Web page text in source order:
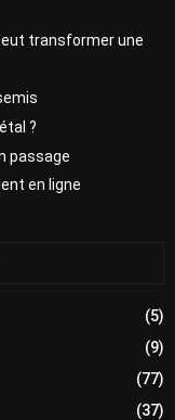
transformer une
?
passage
en ligne
(5)
(9)
(77)
(37)